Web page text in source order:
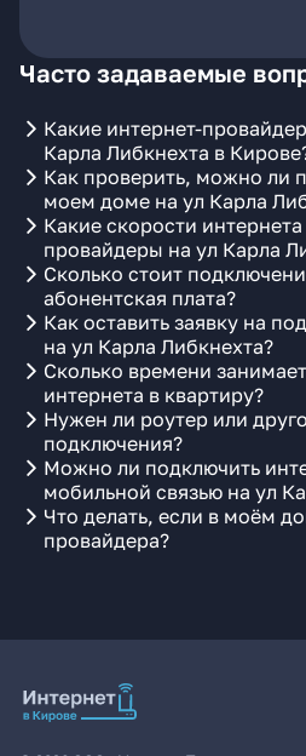
Часто задаваемые
Какие интернет-
Карла Либкнехта в
Как проверить, можно ли
моем доме на ул Карла
Какие скорости
провайдеры на ул Карла
Сколько стоит
абонентская плата?
Как оставить заявку на
на ул Карла Либкнехта?
Сколько времени
интернета в квартиру?
Нужен ли роутер или
подключения?
Можно ли подключить
мобильной связью на ул
Что делать, если в моём
провайдера?